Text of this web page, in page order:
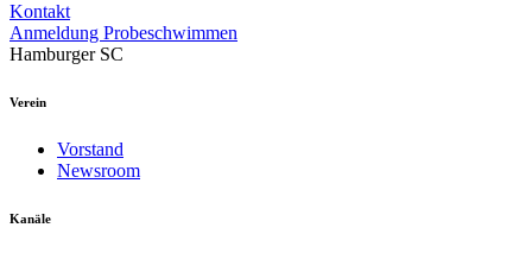
Kontakt
Anmeldung Probeschwimmen
Hamburger SC
Verein
Vorstand
Newsroom
Kanäle